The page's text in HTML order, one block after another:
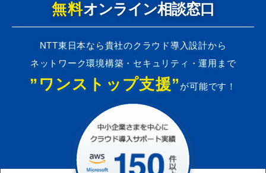
無料オンライン相談窓口
NTT東日本なら貴社のクラウド導入設計から
ネットワーク環境構築・セキュリティ・運用まで
”ワンストップ支援” が可能です！